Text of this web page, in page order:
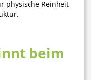
physische Reinheit
beim